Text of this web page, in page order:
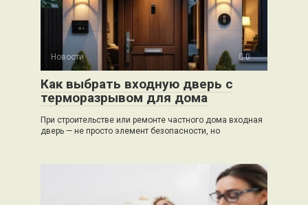
Новости 0
Как выбрать входную дверь с
терморазрывом для дома
При строительстве или ремонте частного дома входная
дверь — не просто элемент безопасности, но